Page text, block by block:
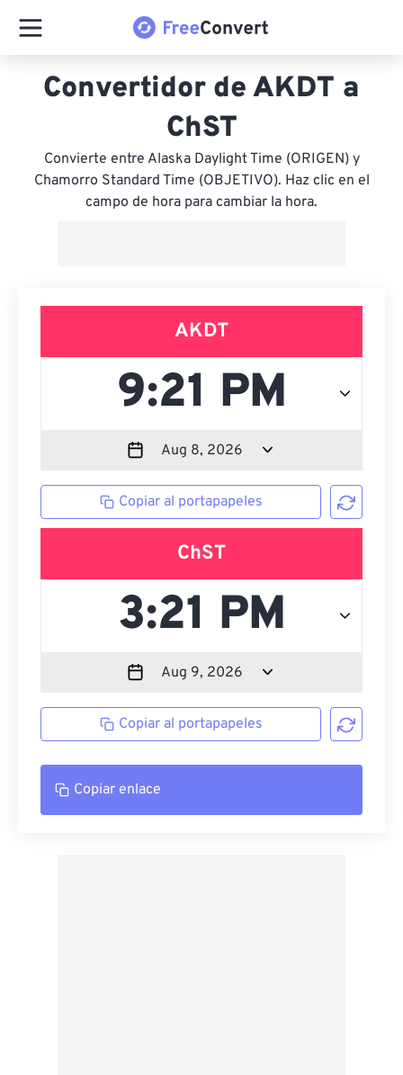
Convertidor de AKDT a
ChST
Convierte entre Alaska Daylight Time (ORIGEN) y
Chamorro Standard Time (OBJETIVO). Haz clic en el
campo de hora para cambiar la hora.
AKDT
Copiar al portapapeles
ChST
Copiar al portapapeles
Copiar enlace